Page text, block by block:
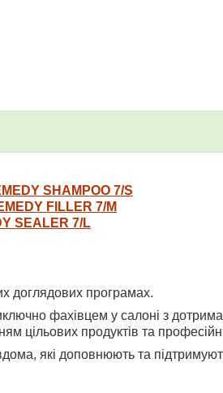
SHAMPOO 7/S
FILLER 7/M
SEALER 7/L
доглядових програмах.
фахівцем у салоні з
цільових продуктів та
які доповнюють та